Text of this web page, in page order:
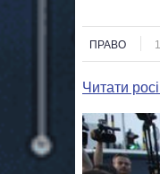
ПРАВО
Читати